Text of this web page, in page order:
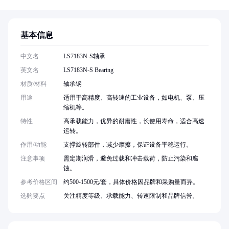
基本信息
中文名
LS7183N-S轴承
英文名
LS7183N-S Bearing
材质/材料
轴承钢
用途
适用于高精度、高转速的工业设备，如电机、泵、压
缩机等。
特性
高承载能力，优异的耐磨性，长使用寿命，适合高速
运转。
作用/功能
支撑旋转部件，减少摩擦，保证设备平稳运行。
注意事项
需定期润滑，避免过载和冲击载荷，防止污染和腐
蚀。
参考价格区间
约500-1500元/套，具体价格因品牌和采购量而异。
选购要点
关注精度等级、承载能力、转速限制和品牌信誉。